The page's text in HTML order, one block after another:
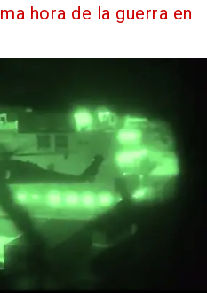
hora de la guerra en